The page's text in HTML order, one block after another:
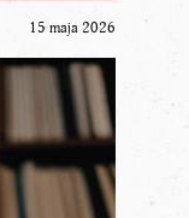
15 maja 2026